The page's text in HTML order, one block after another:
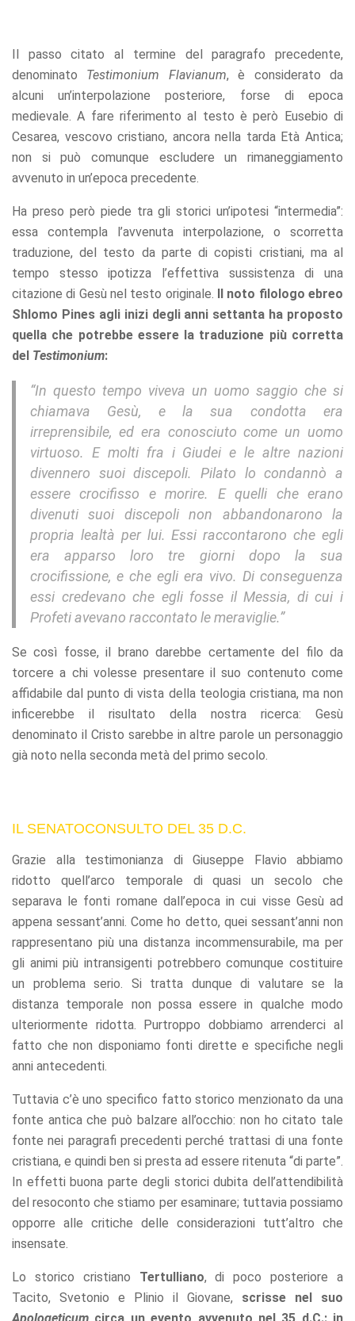
Il passo citato al termine del paragrafo precedente,
denominato Testimonium Flavianum, è considerato da
alcuni un’interpolazione posteriore, forse di epoca
medievale. A fare riferimento al testo è però Eusebio di
Cesarea, vescovo cristiano, ancora nella tarda Età Antica;
non si può comunque escludere un rimaneggiamento
avvenuto in un’epoca precedente.
Ha preso però piede tra gli storici un’ipotesi “intermedia”:
essa contempla l’avvenuta interpolazione, o scorretta
traduzione, del testo da parte di copisti cristiani, ma al
tempo stesso ipotizza l’effettiva sussistenza di una
citazione di Gesù nel testo originale. Il noto filologo ebreo
Shlomo Pines agli inizi degli anni settanta ha proposto
quella che potrebbe essere la traduzione più corretta
del Testimonium:
“In questo tempo viveva un uomo saggio che si
chiamava Gesù, e la sua condotta era
irreprensibile, ed era conosciuto come un uomo
virtuoso. E molti fra i Giudei e le altre nazioni
divennero suoi discepoli. Pilato lo condannò a
essere crocifisso e morire. E quelli che erano
divenuti suoi discepoli non abbandonarono la
propria lealtà per lui. Essi raccontarono che egli
era apparso loro tre giorni dopo la sua
crocifissione, e che egli era vivo. Di conseguenza
essi credevano che egli fosse il Messia, di cui i
Profeti avevano raccontato le meraviglie.”
Se così fosse, il brano darebbe certamente del filo da
torcere a chi volesse presentare il suo contenuto come
affidabile dal punto di vista della teologia cristiana, ma non
inficerebbe il risultato della nostra ricerca: Gesù
denominato il Cristo sarebbe in altre parole un personaggio
già noto nella seconda metà del primo secolo.
IL SENATOCONSULTO DEL 35 D.C.
Grazie alla testimonianza di Giuseppe Flavio abbiamo
ridotto quell’arco temporale di quasi un secolo che
separava le fonti romane dall’epoca in cui visse Gesù ad
appena sessant’anni. Come ho detto, quei sessant’anni non
rappresentano più una distanza incommensurabile, ma per
gli animi più intransigenti potrebbero comunque costituire
un problema serio. Si tratta dunque di valutare se la
distanza temporale non possa essere in qualche modo
ulteriormente ridotta. Purtroppo dobbiamo arrenderci al
fatto che non disponiamo fonti dirette e specifiche negli
anni antecedenti.
Tuttavia c’è uno specifico fatto storico menzionato da una
fonte antica che può balzare all’occhio: non ho citato tale
fonte nei paragrafi precedenti perché trattasi di una fonte
cristiana, e quindi ben si presta ad essere ritenuta “di parte”.
In effetti buona parte degli storici dubita dell’attendibilità
del resoconto che stiamo per esaminare; tuttavia possiamo
opporre alle critiche delle considerazioni tutt’altro che
insensate.
Lo storico cristiano Tertulliano, di poco posteriore a
Tacito, Svetonio e Plinio il Giovane, scrisse nel suo